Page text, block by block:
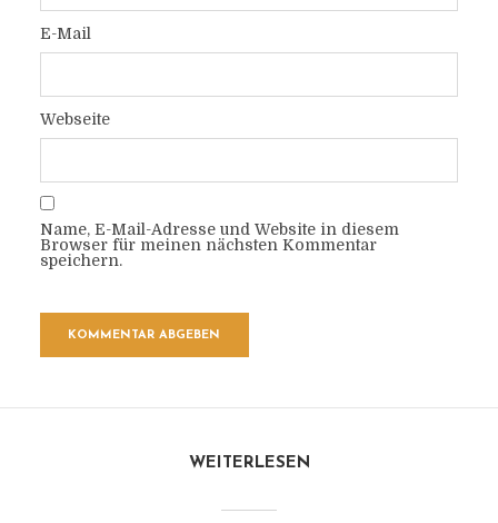
E-Mail
Webseite
Name, E-Mail-Adresse und Website in diesem
Browser für meinen nächsten Kommentar
speichern.
WEITERLESEN